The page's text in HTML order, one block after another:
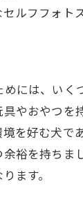
す時間を楽し
影の良さ
ミュニケー
す撮影テク
リジナル写
オの自由度
ルフフォト
には、い
やおやつ
を好む犬
裕を持ち
ます。